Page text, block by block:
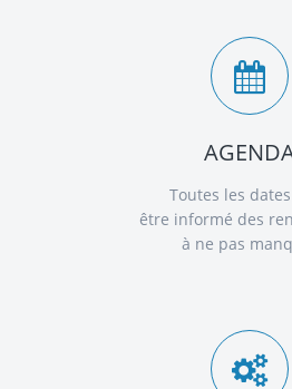
Toutes les
être informé des
à ne pas